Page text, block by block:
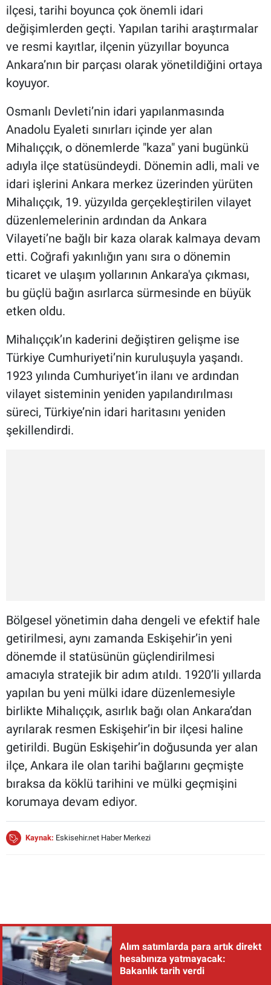
ilçesi, tarihi boyunca çok önemli idari
değişimlerden geçti. Yapılan tarihi araştırmalar
ve resmi kayıtlar, ilçenin yüzyıllar boyunca
Ankara’nın bir parçası olarak yönetildiğini ortaya
koyuyor.
Osmanlı Devleti’nin idari yapılanmasında
Anadolu Eyaleti sınırları içinde yer alan
Mihalıççık, o dönemlerde "kaza" yani bugünkü
adıyla ilçe statüsündeydi. Dönemin adli, mali ve
idari işlerini Ankara merkez üzerinden yürüten
Mihalıççık, 19. yüzyılda gerçekleştirilen vilayet
düzenlemelerinin ardından da Ankara
Vilayeti’ne bağlı bir kaza olarak kalmaya devam
etti. Coğrafi yakınlığın yanı sıra o dönemin
ticaret ve ulaşım yollarının Ankara'ya çıkması,
bu güçlü bağın asırlarca sürmesinde en büyük
etken oldu.
Mihalıççık’ın kaderini değiştiren gelişme ise
Türkiye Cumhuriyeti’nin kuruluşuyla yaşandı.
1923 yılında Cumhuriyet’in ilanı ve ardından
vilayet sisteminin yeniden yapılandırılması
süreci, Türkiye’nin idari haritasını yeniden
şekillendirdi.
Bölgesel yönetimin daha dengeli ve efektif hale
getirilmesi, aynı zamanda Eskişehir’in yeni
dönemde il statüsünün güçlendirilmesi
amacıyla stratejik bir adım atıldı. 1920’li yıllarda
yapılan bu yeni mülki idare düzenlemesiyle
birlikte Mihalıççık, asırlık bağı olan Ankara’dan
ayrılarak resmen Eskişehir’in bir ilçesi haline
getirildi. Bugün Eskişehir’in doğusunda yer alan
ilçe, Ankara ile olan tarihi bağlarını geçmişte
bıraksa da köklü tarihini ve mülki geçmişini
korumaya devam ediyor.
Kaynak: Eskisehir.net Haber Merkezi
Alım satımlarda para artık direkt
hesabınıza yatmayacak:
Bakanlık tarih verdi